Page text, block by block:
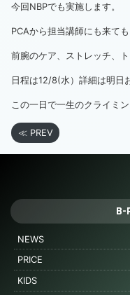
今回NBPでも実施します。
PCAから担当講師にも来て
前腕のケア、ストレッチ、
日程は12/8(水）詳細は明日
この一日で一生のクライミ
≪ PREV
B-
NEWS
PRICE
KIDS